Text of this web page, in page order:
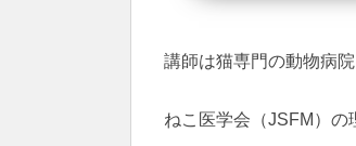
講師は猫専門の動物病
ねこ医学会（JSFM）の